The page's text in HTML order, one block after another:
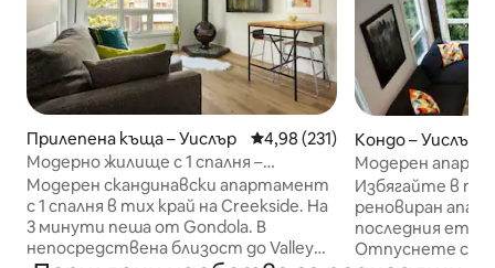
Прилепена къща – Уислър Средна оценка: 4,98 от 5,
4,98 (231)
Модерно жилище с 1 спалня –
климатик, на минути от гондола,
езера, пътеки
Модерен скандинавски апартамент
с 1 спалня в тих край на Creekside. На
3 минути пеша от Gondola. В
непосредствена близост до Valley
Кондо – Уислър
Модерен
потока с
Избягайте в
реновиран
последния етаж
Отпуснете се